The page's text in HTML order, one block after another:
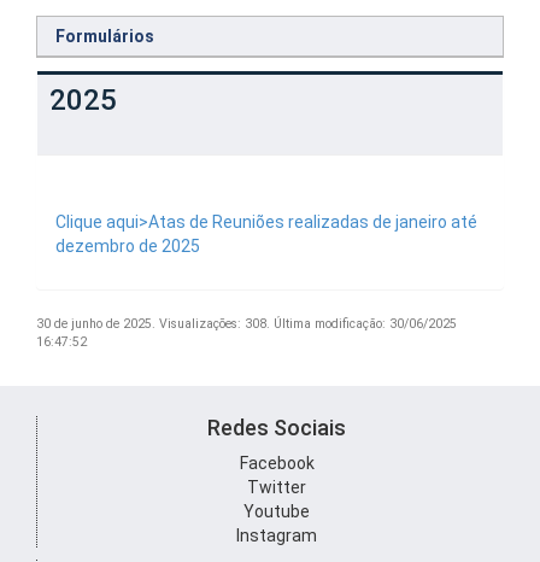
Formulários
2025
Clique aqui>Atas de Reuniões realizadas de janeiro até
dezembro de 2025
30 de junho de 2025. Visualizações: 308. Última modificação: 30/06/2025
16:47:52
Redes Sociais
Facebook
Twitter
Youtube
Instagram